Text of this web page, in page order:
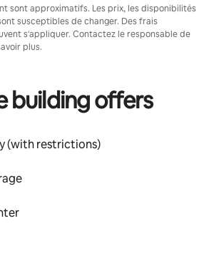
sont approximatifs. Les prix, les disponibilités
susceptibles de changer. Des frais
s'appliquer. Contactez le responsable de
plus.
building offers
(with restrictions)